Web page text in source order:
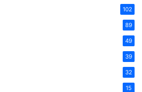
102
89
49
39
32
15